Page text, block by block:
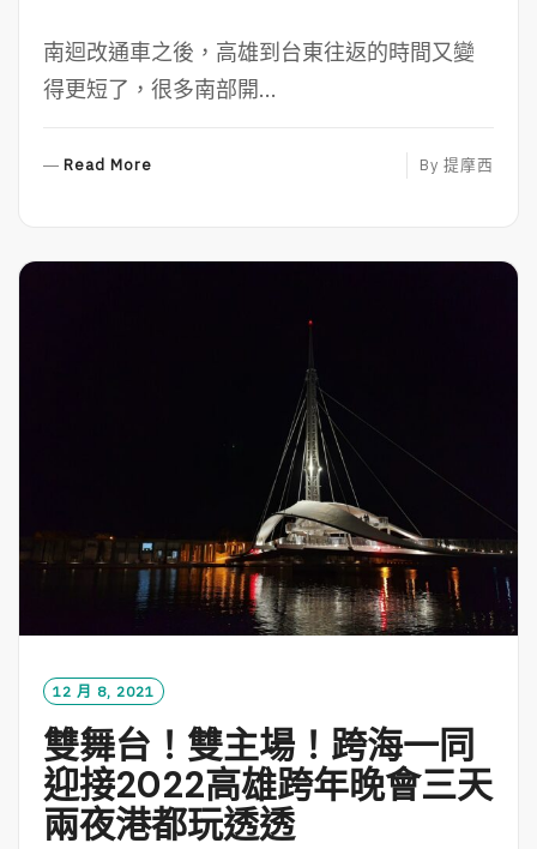
南迴改通車之後，高雄到台東往返的時間又變
得更短了，很多南部開...
Read More By 提摩西
12 月 8, 2021
雙舞台！雙主場！跨海一同
迎接2022高雄跨年晚會三天
兩夜港都玩透透